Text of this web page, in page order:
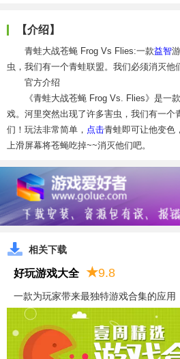
【介绍】
青蛙大战苍蝇 Frog Vs Flies:一款益智
虫，我们有一个青蛙联盟。我们必须消灭他
官方介绍
《青蛙大战苍蝇 Frog Vs. Flies》是一
戏。河里突然出现了许多害虫，我们有一个
们！玩法非常简单， 点击青蛙即可让他变色
上滑屏幕将苍蝇吃掉~~消灭他们吧。
相关下载
好玩游戏大全 ★9.8
一款为玩家带来最独特游戏合集的应用